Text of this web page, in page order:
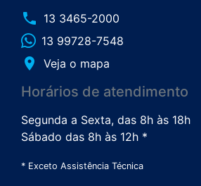
phone 13 3465-2000
13 99728-7548
place Veja o mapa
Horários de atendimento
Segunda a Sexta, das 8h às 18h
Sábado das 8h às 12h *
* Exceto Assistência Técnica